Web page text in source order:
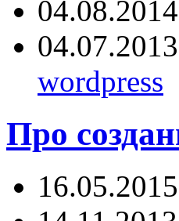
04.08.2014
04.07.2013
wordpress
Про
16.05.2015